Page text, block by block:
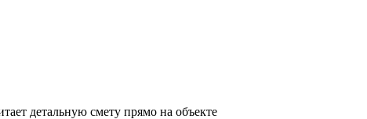
детальную смету прямо на объекте